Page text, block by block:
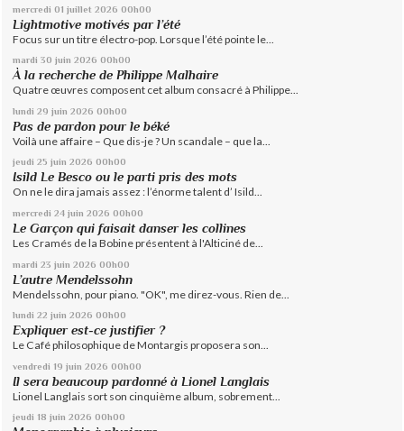
mercredi 01 juillet 2026 00h00
Lightmotive motivés par l’été
Focus sur un titre électro-pop. Lorsque l’été pointe le...
mardi 30 juin 2026 00h00
À la recherche de Philippe Malhaire
Quatre œuvres composent cet album consacré à Philippe...
lundi 29 juin 2026 00h00
Pas de pardon pour le béké
Voilà une affaire – Que dis-je ? Un scandale – que la...
jeudi 25 juin 2026 00h00
Isild Le Besco ou le parti pris des mots
On ne le dira jamais assez : l’énorme talent d’ Isild...
mercredi 24 juin 2026 00h00
Le Garçon qui faisait danser les collines
Les Cramés de la Bobine présentent à l'Alticiné de...
mardi 23 juin 2026 00h00
L’autre Mendelssohn
Mendelssohn, pour piano. "OK", me direz-vous. Rien de...
lundi 22 juin 2026 00h00
Expliquer est-ce justifier ?
Le Café philosophique de Montargis proposera son...
vendredi 19 juin 2026 00h00
Il sera beaucoup pardonné à Lionel Langlais
Lionel Langlais sort son cinquième album, sobrement...
jeudi 18 juin 2026 00h00